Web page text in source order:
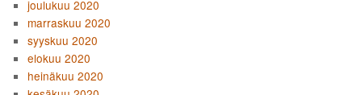
joulukuu 2020
marraskuu 2020
syyskuu 2020
elokuu 2020
heinäkuu 2020